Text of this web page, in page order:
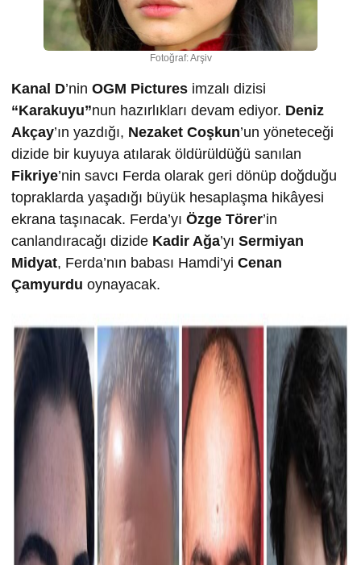
Fotoğraf: Arşiv
Kanal D’nin OGM Pictures imzalı dizisi
“Karakuyu”nun hazırlıkları devam ediyor. Deniz
Akçay’ın yazdığı, Nezaket Coşkun’un yöneteceği
dizide bir kuyuya atılarak öldürüldüğü sanılan
Fikriye’nin savcı Ferda olarak geri dönüp doğduğu
topraklarda yaşadığı büyük hesaplaşma hikâyesi
ekrana taşınacak. Ferda’yı Özge Törer’in
canlandıracağı dizide Kadir Ağa’yı Sermiyan
Midyat, Ferda’nın babası Hamdi’yi Cenan
Çamyurdu oynayacak.